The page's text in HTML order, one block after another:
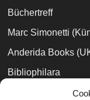
Büchertreff
Marc Simonetti
Anderida Books
Bibliophilara
Books and Phobia